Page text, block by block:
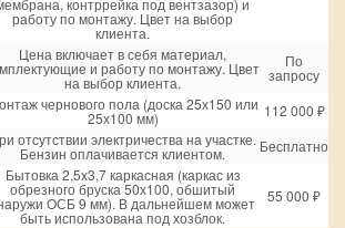
работу по монтажу. Цвет на выбор
клиента.
Цена включает в себя материал,
и работу по монтажу. Цвет
на выбор клиента.
По
запросу
чернового пола (доска 25х150 или
25х100 мм) 112 000 ₽
отсутствии электричества на участке.
Бензин оплачивается клиентом. Бесплатно
Бытовка 2,5х3,7 каркасная (каркас из
обрезного бруска 50х100, обшитый
ОСБ 9 мм). В дальнейшем может
быть использована под хозблок.
55 000 ₽